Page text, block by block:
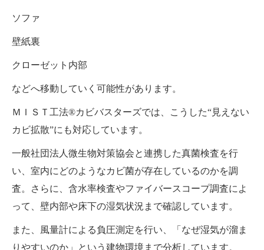
ソファ
壁紙裏
クローゼット内部
などへ移動していく可能性があります。
ＭＩＳＴ工法®カビバスターズでは、こうした“見えない
カビ拡散”にも対応しています。
一般社団法人微生物対策協会と連携した真菌検査を行
い、室内にどのようなカビ菌が存在しているのかを調
査。さらに、含水率検査やファイバースコープ調査によ
って、壁内部や床下の湿気状況まで確認しています。
また、風量計による負圧測定を行い、「なぜ湿気が溜ま
りやすいのか」という建物環境まで分析しています。